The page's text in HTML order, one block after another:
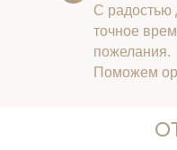
С радостью
точное
пожелания.
Поможем